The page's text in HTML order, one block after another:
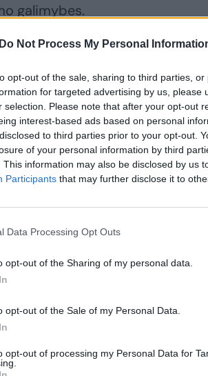
Do Not Process My Personal
opt-out of the sale, sharing to third parties,
for targeted advertising by us, please
selection. Please note that after your opt-out
interest-based ads based on personal
to third parties prior to your opt-out.
of your personal information by third
This information may also be disclosed by us
Participants that may further disclose it to
Data Processing Opt Outs
opt-out of the Sharing of my personal data.
opt-out of the Sale of my Personal Data.
opt-out of processing my Personal Data for
galimybes.
Po ribojimų virš
Vilniaus oro uosto –
paaiškėjo pasekmės